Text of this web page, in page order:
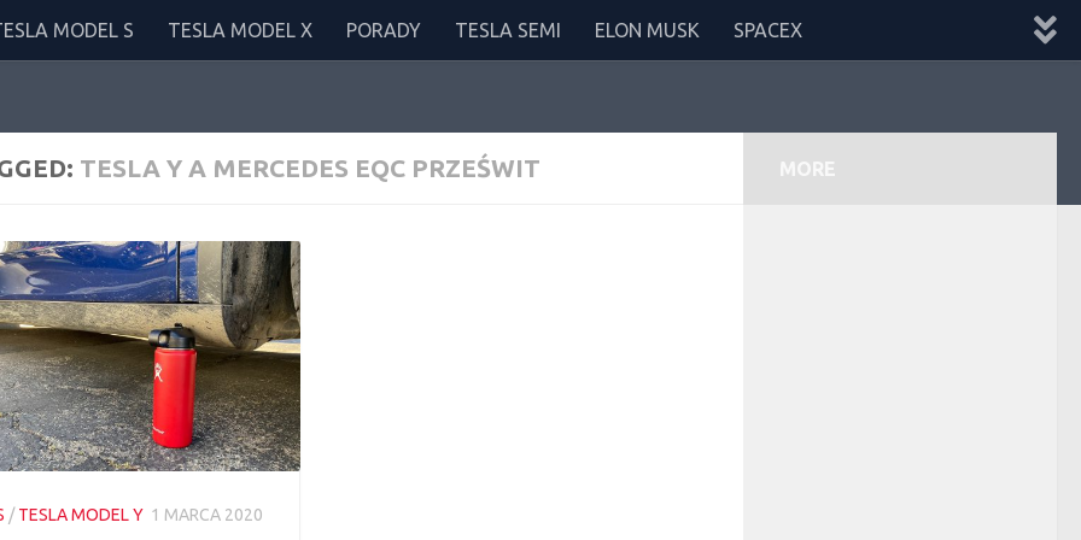
MODEL S TESLA MODEL X PORADY TESLA SEMI ELON MUSK SPACEX
TESLA Y A MERCEDES EQC PRZEŚWIT
/TESLA MODEL Y 1 MARCA 2020
MORE